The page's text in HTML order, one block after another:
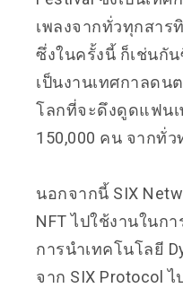
เพลงจากทั่วทุกสาร
ซึ่งในครั้งนี้ ก็เช่นกัน
เป็นงานเทศกาลดน
โลกที่จะดึงดูดแฟน
150,000 คน จากทั่
นอกจากนี้ SIX
NFT ไปใช้งานในก
การนำเทคโนโลยี
จาก SIX Protocol ไ